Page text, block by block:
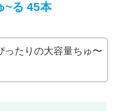
~る 45本
ったりの大容量ちゅ〜